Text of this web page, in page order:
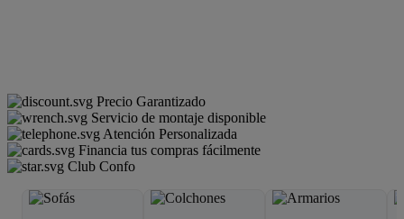
Precio Garantizado
Servicio de montaje disponible
Atención Personalizada
Financia tus compras fácilmente
Club Confo